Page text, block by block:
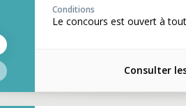
Conditions
Le concours est ouvert à
Consulter